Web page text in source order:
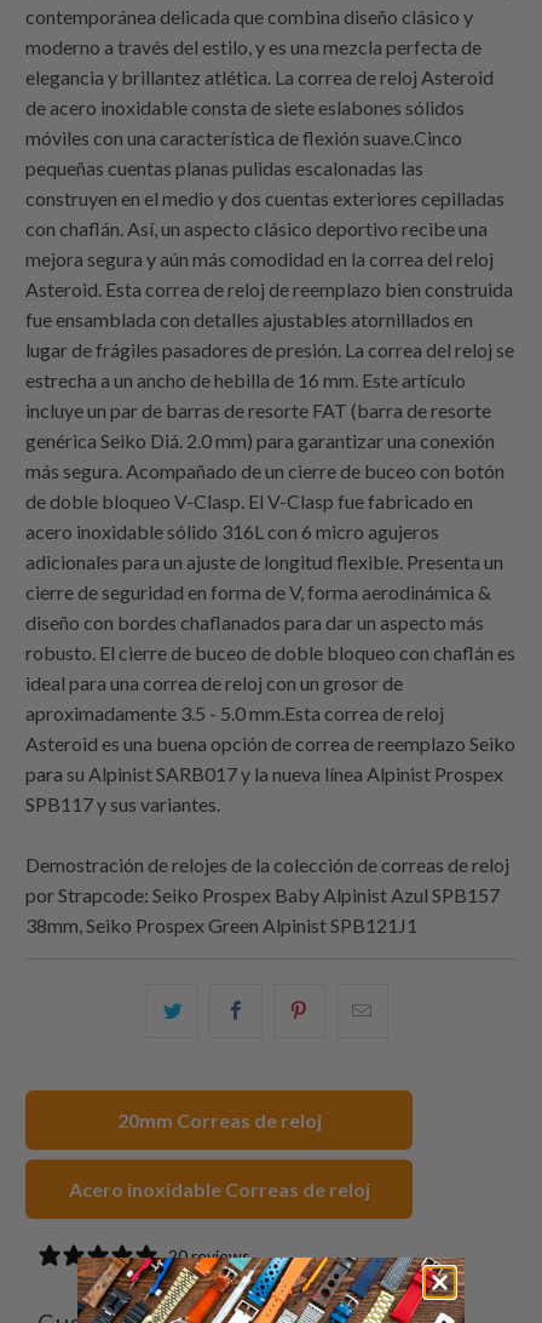
contemporánea delicada que combina diseño clásico y
moderno a través del estilo, y es una mezcla perfecta de
elegancia y brillantez atlética. La correa de reloj Asteroid
de acero inoxidable consta de siete eslabones sólidos
móviles con una característica de flexión suave.Cinco
pequeñas cuentas planas pulidas escalonadas las
construyen en el medio y dos cuentas exteriores cepilladas
con chaflán. Así, un aspecto clásico deportivo recibe una
mejora segura y aún más comodidad en la correa del reloj
Asteroid. Esta correa de reloj de reemplazo bien construida
fue ensamblada con detalles ajustables atornillados en
lugar de frágiles pasadores de presión. La correa del reloj se
estrecha a un ancho de hebilla de 16 mm. Este artículo
incluye un par de barras de resorte FAT (barra de resorte
genérica Seiko Diá. 2.0 mm) para garantizar una conexión
más segura. Acompañado de un cierre de buceo con botón
de doble bloqueo V-Clasp. El V-Clasp fue fabricado en
acero inoxidable sólido 316L con 6 micro agujeros
adicionales para un ajuste de longitud flexible. Presenta un
cierre de seguridad en forma de V, forma aerodinámica &
diseño con bordes chaflanados para dar un aspecto más
robusto. El cierre de buceo de doble bloqueo con chaflán es
ideal para una correa de reloj con un grosor de
aproximadamente 3.5 - 5.0 mm.Esta correa de reloj
Asteroid es una buena opción de correa de reemplazo Seiko
para su Alpinist SARB017 y la nueva línea Alpinist Prospex
SPB117 y sus variantes.
Demostración de relojes de la colección de correas de reloj
porStrapcode: Seiko Prospex Baby Alpinist Azul SPB157
38mm, Seiko Prospex Green Alpinist SPB121J1
ComparteComparteCompartir
20mm Correas de reloj
Acero inoxidable Correas de reloj
20 reviews